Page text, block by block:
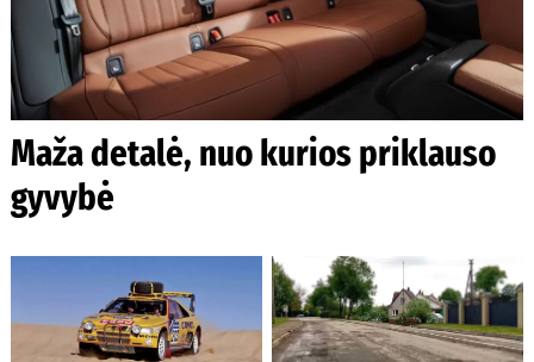
Maža detalė, nuo kurios priklauso
gyvybė